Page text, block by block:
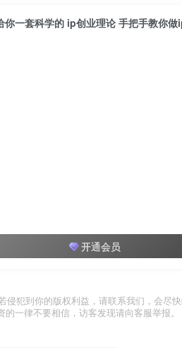
你一套科学的 ip创业理论 手把手教你
开通会员
犯到你的版权利益，请联系我们，会尽
一律不要相信，访客发现请向客服举报